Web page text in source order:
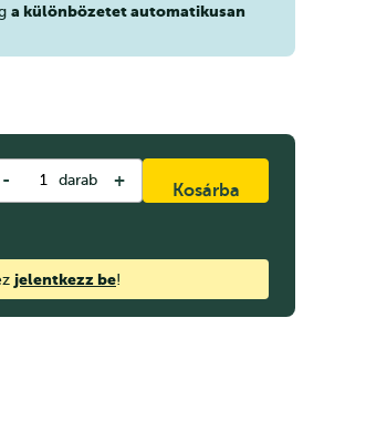
a különbözetet automatikusan
- darab + Kosárba
jelentkezz be!